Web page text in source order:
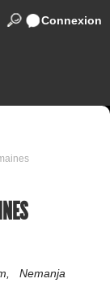
Connexion
Nemanja